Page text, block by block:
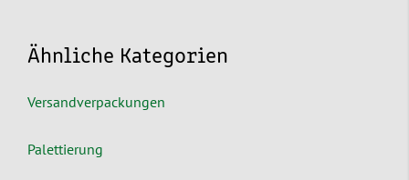
Ähnliche Kategorien
Versandverpackungen
Palettierung